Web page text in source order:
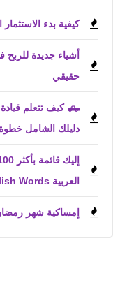
كيفية بدء
حقيقي
🛻 كيف تتعلم
دليلك الشامل
العربية English Words
إمساكية شهر رمضان 2024